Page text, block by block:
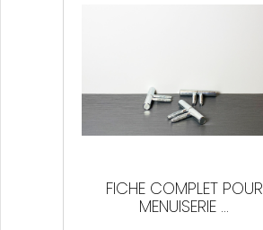
FICHE COMPLET POUR
MENUISERIE ...